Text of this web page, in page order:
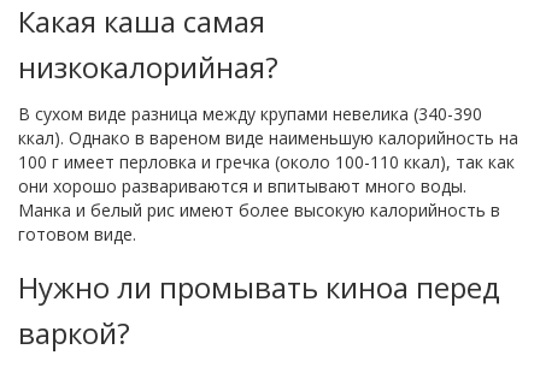
Какая каша самая
низкокалорийная?
В сухом виде разница между крупами невелика (340-390
ккал). Однако в вареном виде наименьшую калорийность на
100 г имеет перловка и гречка (около 100-110 ккал), так как
они хорошо развариваются и впитывают много воды.
Манка и белый рис имеют более высокую калорийность в
готовом виде.
Нужно ли промывать киноа перед
варкой?